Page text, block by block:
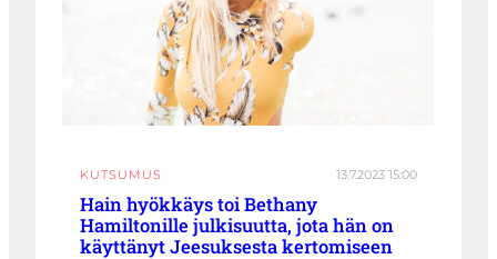
KUTSUMUS 13.7.2023 15:00
Hain hyökkäys toi Bethany
Hamiltonille julkisuutta, jota hän on
käyttänyt Jeesuksesta kertomiseen